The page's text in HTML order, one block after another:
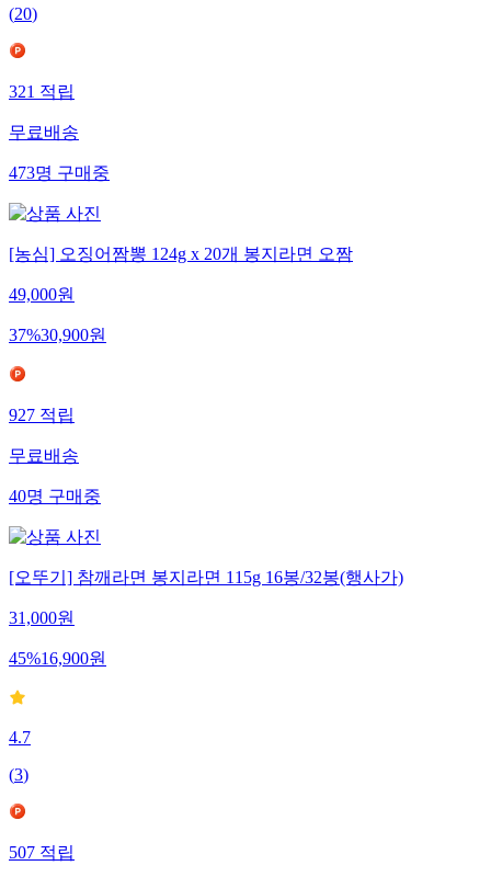
(20)
321적립
무료배송
473명구매중
[농심] 오징어짬뽕 124g x 20개 봉지라면 오짬
49,000원
37%30,900원
927적립
무료배송
40명구매중
[오뚜기] 참깨라면 봉지라면 115g 16봉/32봉(행사가)
31,000원
45%16,900원
4.7
(3)
507적립